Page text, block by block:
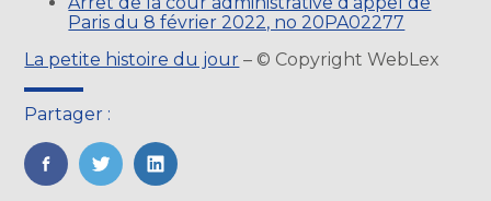
Paris du 8 février 2022, no 20PA02277
La petite histoire du jour – © Copyright WebLex
Partager :
FaceBook
TwitterLinkedIn